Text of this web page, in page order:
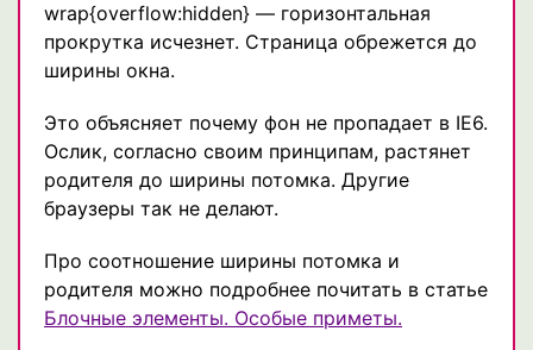
wrap{overflow:hidden} — горизонтальная
прокрутка исчезнет. Страница обрежется до
ширины окна.
Это объясняет почему фон не пропадает в IE6.
Ослик, согласно своим принципам, растянет
родителя до ширины потомка. Другие
браузеры так не делают.
Про соотношение ширины потомка и
родителя можно подробнее почитать в статье
Блочные элементы. Особые приметы.